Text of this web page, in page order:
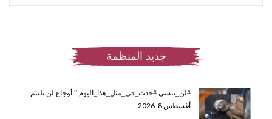
جديد المنظمة
#لن_ننسى #حدث_في_مثل_هذا_اليوم ” أوجاع لن تلتئم…
أغسطس 8, 2026